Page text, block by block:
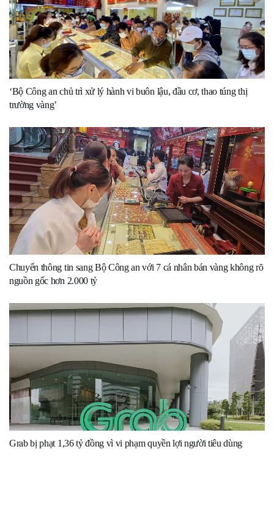
‘Bộ Công an chủ trì xử lý hành vi buôn lậu, đầu cơ, thao túng thị
trường vàng’
Chuyển thông tin sang Bộ Công an với 7 cá nhân bán vàng không rõ
nguồn gốc hơn 2.000 tỷ
Grab bị phạt 1,36 tỷ đồng vì vi phạm quyền lợi người tiêu dùng